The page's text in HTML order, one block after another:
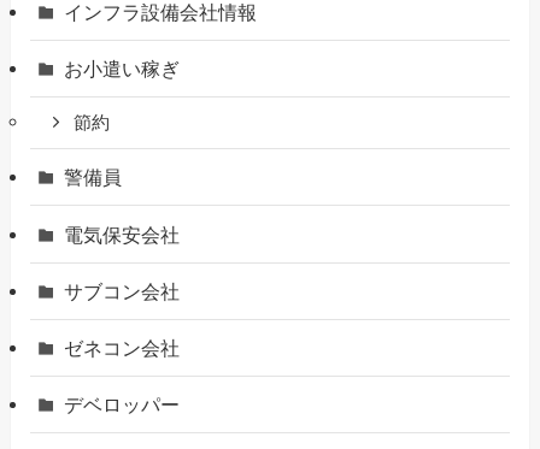
インフラ設備会社情報
お小遣い稼ぎ
節約
警備員
電気保安会社
サブコン会社
ゼネコン会社
デベロッパー